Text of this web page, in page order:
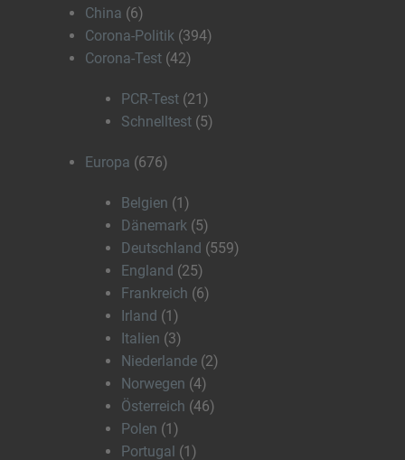
China (6)
Corona-Politik (394)
Corona-Test (42)
PCR-Test (21)
Schnelltest (5)
Europa (676)
Belgien (1)
Dänemark (5)
Deutschland (559)
England (25)
Frankreich (6)
Irland (1)
Italien (3)
Niederlande (2)
Norwegen (4)
Österreich (46)
Polen (1)
Portugal (1)